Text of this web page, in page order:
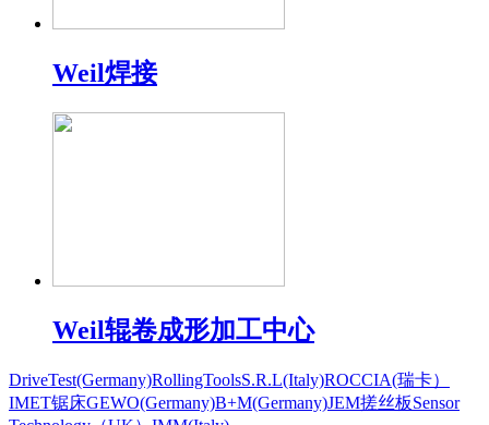
Weil焊接
Weil辊卷成形加工中心
DriveTest(Germany)RollingToolsS.R.L(Italy)ROCCIA(瑞卡）
IMET锯床GEWO(Germany)B+M(Germany)JEM搓丝板Sensor